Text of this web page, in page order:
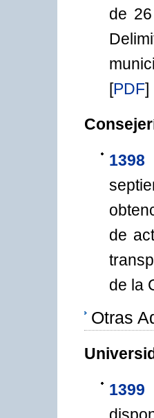
de
[PDF]
1398
de
de la
Otras
1399